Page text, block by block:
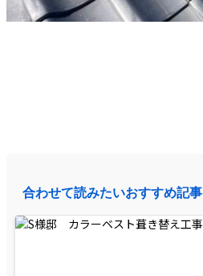
合わせて読みたいおすすめ記事